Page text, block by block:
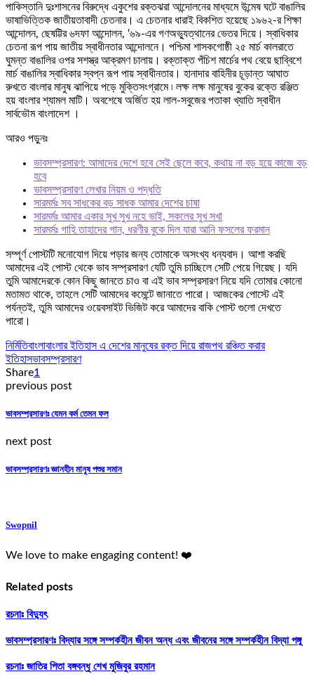
পাকিস্তানি দুঃশাসনের বিরুদ্ধে একুশের রক্তঝরা আন্দোলনের মাধ্যমে উন্মেষ ঘটে বাঙালির
ভাষাভিত্তিক জাতীয়তাবাদী চেতনার। এ চেতনার ধারাই বিকশিত হয়েছে ১৯৬২-র শিক্ষা
আন্দোলন, ছেষট্টির ৬দফা আন্দোলন, ‘৬৯-এর গণঅভ্যুত্থানের ভেতর দিয়ে। স্বাধিকার
চেতনা রূপ পায় জাতীয় স্বাধীনতার আন্দোলনে। পশ্চিমা শাসকগোষ্ঠী ২৫ মার্চ কালরাতে
ঘুমন্ত বাঙালির ওপর সশস্ত্র আক্রমণ চালায়। রক্তাক্ত পঁচিশ মার্চের পথ বেয়ে ছাব্বিশে
মার্চ বাঙালির স্বাধিকার স্বপ্ন রূপ পায় স্বাধীনতার। হানাদার বাহিনীর চূড়ান্ত আঘাত
রুখতে বাংলার মানুষ ঝাপিয়ে পড়ে মুক্তিসংগ্রামে ৷ লক্ষ লক্ষ মানুষের বুকের রক্তে রঞ্জিত
হয় বাংলার শ্যামল মাটি। অবশেষে অর্জিত হয় লাল-সবুজের পতাকা খ্যাতি স্বাধীন
সার্বভৌম বাংলাদেশ ।
আরও পড়ুনঃ
ভাবসম্প্রসারণ: আমাদের দেশে হবে সেই ছেলে কবে, কথায় না বড় হয়ে কাজে বড়
হবে
ভাবসম্প্রসারণ লেখার নিয়ম ও পদ্ধতি
সারমর্মঃ সব সাধকের বড় সাধক আমার দেশের চাষা
সারমর্মঃ আমার একার সুখ সুখ নহে ভাই, সকলের সুখ সখা
সারমর্মঃ গাহি তাহাদের গান, ধরণীর বুকে দিল যারা আনি ফসলের ফরমান
সম্পূর্ণ পোস্টটি মনোযোগ দিয়ে পড়ার জন্য তোমাকে অসংখ্য ধন্যবাদ। আশা করছি
আমাদের এই পোস্ট থেকে ভাব সম্প্রসারণ যেটি তুমি চাচ্ছিলে সেটি পেয়ে গিয়েছ। যদি
তুমি আমাদেরকে কোন কিছু জানতে চাও বা এই ভাব সম্প্রসারণ নিয়ে যদি তোমার কোনো
মতামত থাকে, তাহলে সেটি আমাদের কমেন্টে জানাতে পারো। আজকের পোস্টে এই
পর্যন্তই, তুমি আমাদের ওয়েবসাইট ভিজিট করে আমাদের বাকি পোস্ট গুলো দেখতে
পারো।
নির্মিতিবাংলাবাংলার ইতিহাস এ দেশের মানুষের রক্ত দিয়ে রাজপথ রঞ্চিত করার
ইতিহাসভাবসম্প্রসারণ
Share1
previous post
ভাবসম্প্রসারণঃ যেমন কর্ম তেমন ফল
next post
ভাবসম্প্রসারণঃ জ্ঞানহীন মানুষ পশুর সমান
Swopnil
We love to make engaging content! ❤️
Related posts
রচনাঃ বিদ্যুৎ
ভাবসম্প্রসারণঃ বিদ্যার সঙ্গে সম্পর্কহীন জীবন অন্ধ এবং জীবনের সঙ্গে সম্পর্কহীন বিদ্যা পঙ্গু
রচনাঃ জাতির পিতা বঙ্গবন্ধু শেখ মুজিবুর রহমান